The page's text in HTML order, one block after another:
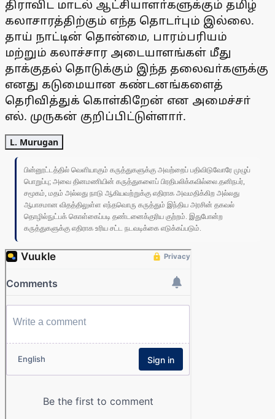
திராவிட மாடல் ஆட்சியாளா்களுக்கும் தமிழ்
கலாசாரத்திற்கும் எந்த தொடா்பும் இல்லை.
தாய் நாட்டின் தொன்மை, பாரம்பரியம்
மற்றும் கலாச்சார அடையாளங்கள் மீது
தாக்குதல் தொடுக்கும் இந்த தலைவா்களுக்கு
எனது கடுமையான கண்டனங்களைத்
தெரிவித்துக் கொள்கிறேன் என அமைச்சா்
எல். முருகன் குறிப்பிட்டுள்ளாா்.
L. Murugan
பின்னூட்டத்தில் வெளியாகும் கருத்துகளுக்கு அவற்றைப் பதிவிடுவோரே முழுப்
பொறுப்பு; அவை தினமணியின் கருத்துகளைப் பிரதிபலிக்கவில்லை.தனிநபர்,
சமூகம், மதம் அல்லது நாடு ஆகியவற்றுக்கு எதிராக அவமதிக்கிற அல்லது
ஆபாசமான விதத்திலுள்ள எந்தவொரு கருத்தும் இந்திய அரசின் தகவல்
தொழில்நுட்பக் கொள்கைப்படி தண்டனைக்குரிய குற்றம். இதுபோன்ற
கருத்துகளுக்கு எதிராக உரிய சட்ட நடவடிக்கை எடுக்கப்படும்.